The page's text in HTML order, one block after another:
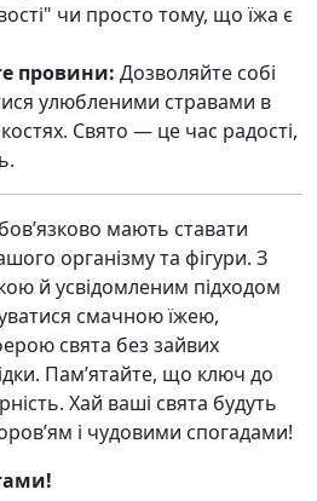
чи просто тому, що їжа є
провини: Дозволяйте собі
улюбленими стравами в
Свято — це час радості,
мають ставати
організму та фігури. З
й усвідомленим підходом
смачною їжею,
свята без зайвих
Пам’ятайте, що ключ до
Хай ваші свята будуть
і чудовими спогадами!